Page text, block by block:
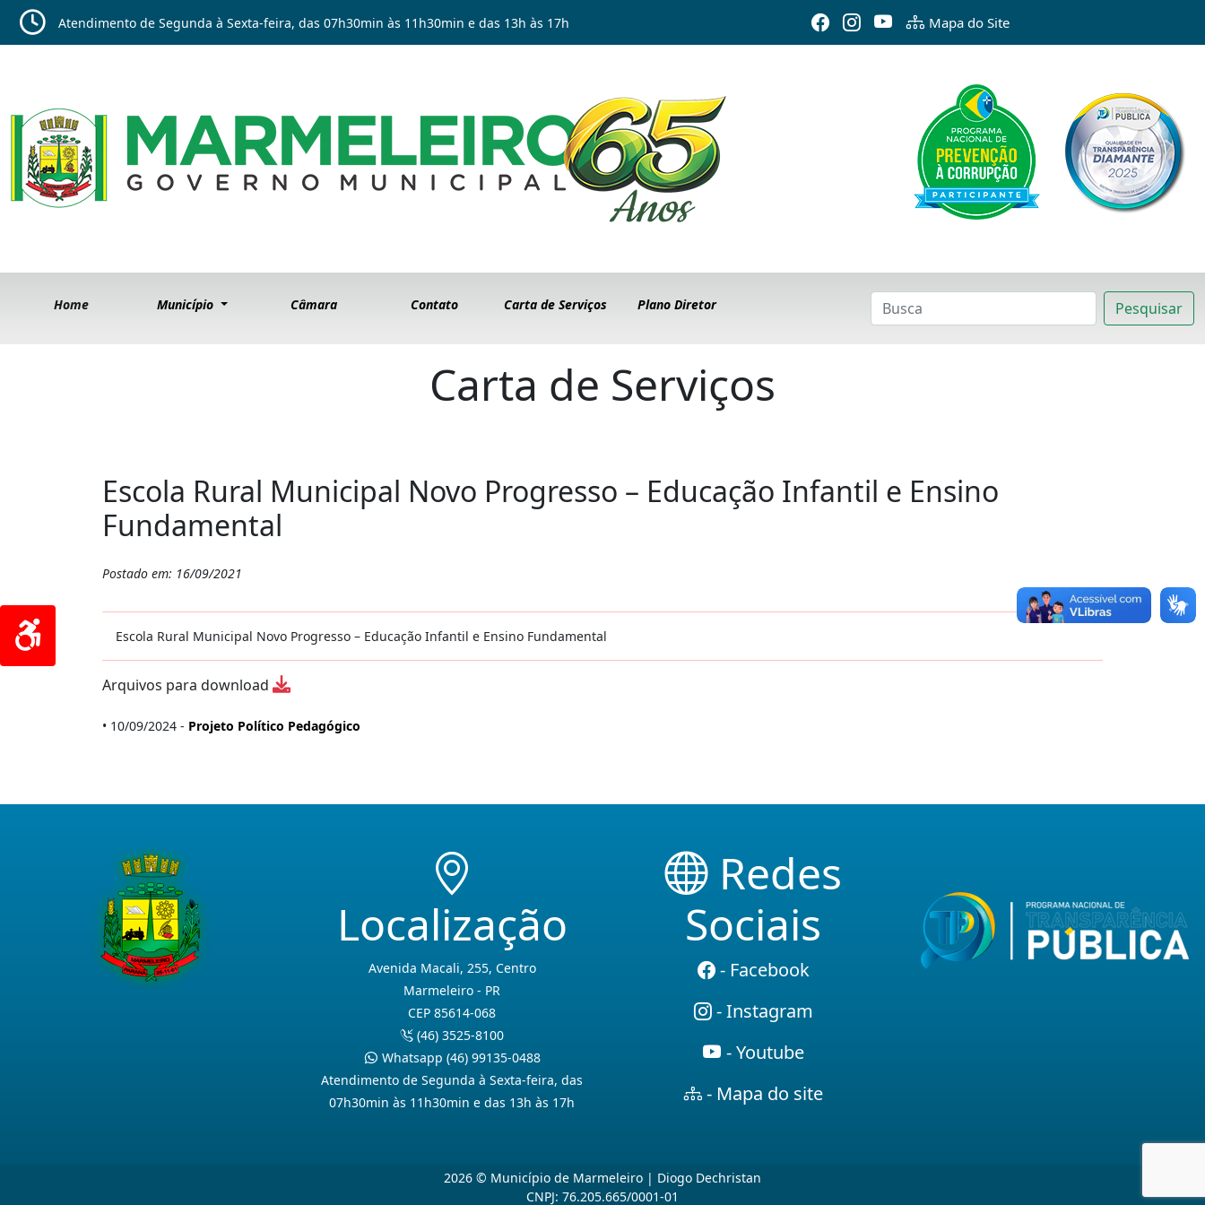
Atendimento de Segunda à Sexta-feira, das 07h30min às 11h30min e das 13h às 17h Mapa do Site
Home Município Câmara Contato Carta de Serviços Plano Diretor Pesquisar
Carta de Serviços
Escola Rural Municipal Novo Progresso – Educação Infantil e Ensino
Fundamental
Postado em: 16/09/2021
Escola Rural Municipal Novo Progresso – Educação Infantil e Ensino Fundamental
Arquivos para download
• 10/09/2024 - Projeto Político Pedagógico
Localização
Avenida Macali, 255, Centro
Marmeleiro - PR
CEP 85614-068
(46) 3525-8100
Whatsapp (46) 99135-0488
Atendimento de Segunda à Sexta-feira, das
07h30min às 11h30min e das 13h às 17h
Redes
Sociais
- Facebook
- Instagram
- Youtube
- Mapa do site
2026 © Município de Marmeleiro | Diogo Dechristan
CNPJ: 76.205.665/0001-01